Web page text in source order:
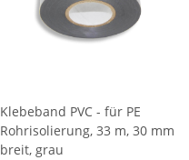
Klebeband PVC - für PE
Rohrisolierung, 33 m, 30 mm
breit, grau